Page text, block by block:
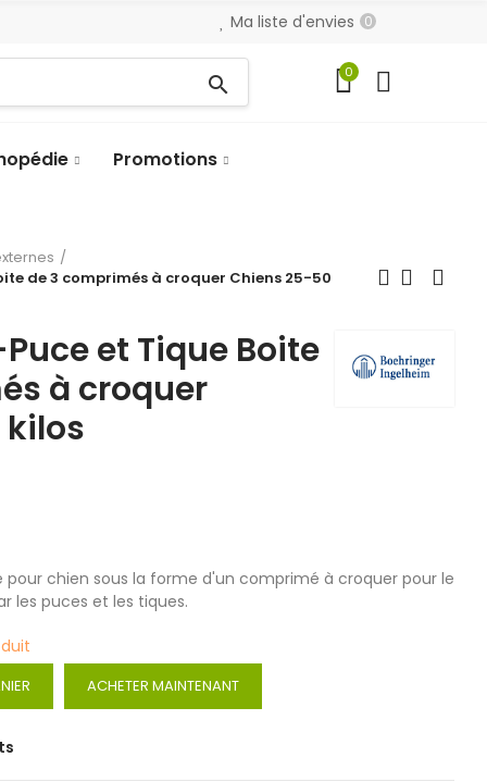
Ma liste d'envies 0
search 0
Promotions
de 3 comprimés à croquer Chiens 25-50
et Tique Boite
à croquer
chien sous la forme d'un comprimé à croquer pour le
les puces et les tiques.
ACHETER MAINTENANT